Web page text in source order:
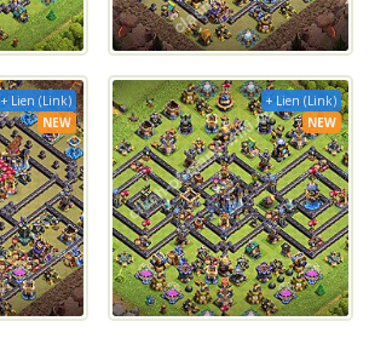
+ Lien (Link)
NEW
+ Lien (Link)
NEW